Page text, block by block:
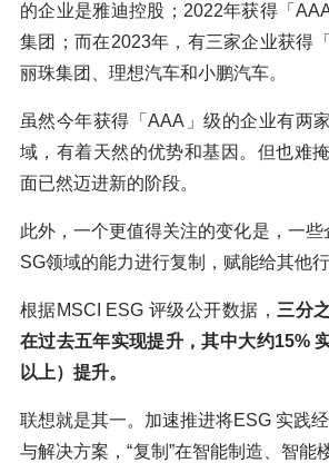
的企业是雅迪控股；2022年获得「
集团；而在2023年，有三家企业获得
丽珠集团、理想汽车和小鹏汽车。
虽然今年获得「AAA」级的企业有两
域，有着天然的优势和基因。但也难
面已然迈进新的阶段。
此外，一个更值得关注的变化是，一
SG领域的能力进行复制，赋能给其他行
根据MSCI ESG 评级公开数据， 三分
在过去五年实现提升，其中大约15%
以上）提升。
联想就是其一。加速推进将ESG 实践
与解决方案，“复制”在智能制造、智能